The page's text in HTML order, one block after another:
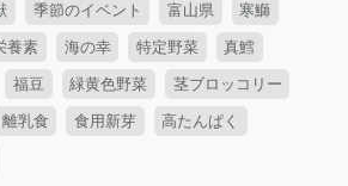
季節のイベント 富山県 寒鰤
養素 海の幸 特定野菜 真鱈
福豆 緑黄色野菜 茎ブロッコリー
離乳食 食用新芽 高たんぱく